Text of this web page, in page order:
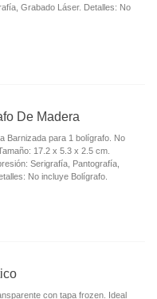
Grabado Láser. Detalles: No
De Madera
Barnizada para 1 bolígrafo. No
17.2 x 5.3 x 2.5 cm.
Serigrafía, Pantografía,
No incluye Bolígrafo.
con tapa frozen. Ideal